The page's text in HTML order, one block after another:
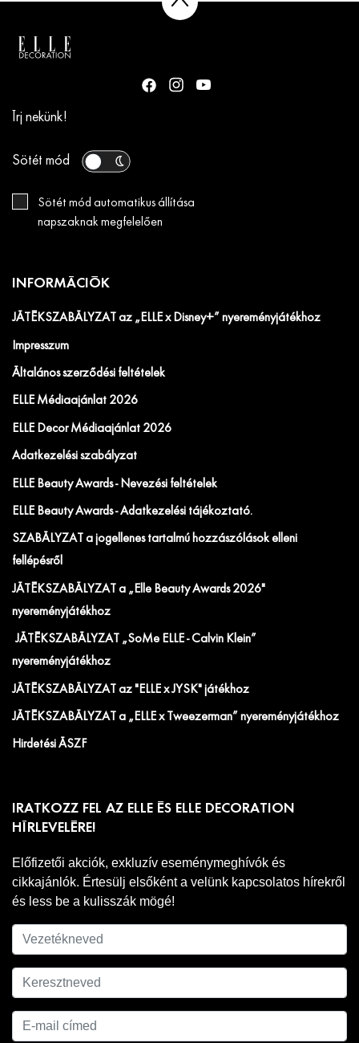
Írj nekünk!
Sötét mód
Sötét mód automatikus állítása
napszaknak megfelelően
INFORMÁCIÓK
JÁTÉKSZABÁLYZAT az „ELLE x Disney+” nyereményjátékhoz
Impresszum
Általános szerződési feltételek
ELLE Médiaajánlat 2026
ELLE Decor Médiaajánlat 2026
Adatkezelési szabályzat
ELLE Beauty Awards - Nevezési feltételek
ELLE Beauty Awards - Adatkezelési tájékoztató.
SZABÁLYZAT a jogellenes tartalmú hozzászólások elleni
fellépésről
JÁTÉKSZABÁLYZAT a „Elle Beauty Awards 2026"
nyereményjátékhoz
JÁTÉKSZABÁLYZAT „SoMe ELLE - Calvin Klein”
nyereményjátékhoz
JÁTÉKSZABÁLYZAT az "ELLE x JYSK" játékhoz
JÁTÉKSZABÁLYZAT a „ELLE x Tweezerman” nyereményjátékhoz
Hirdetési ÁSZF
IRATKOZZ FEL AZ ELLE ÉS ELLE DECORATION
HÍRLEVELÉRE!
Előfizetői akciók, exkluzív eseménymeghívók és
cikkajánlók. Értesülj elsőként a velünk kapcsolatos hírekről
és less be a kulisszák mögé!